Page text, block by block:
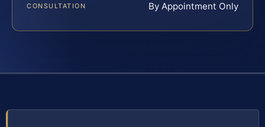
CONSULTATION By Appointment Only